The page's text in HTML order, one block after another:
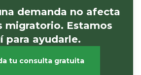
demanda no afecta
migratorio. Estamos
para ayudarle.
tu consulta gratuita